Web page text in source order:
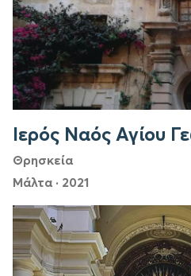
Ιερός Ναός Αγίου
Θρησκεία
Μάλτα · 2021